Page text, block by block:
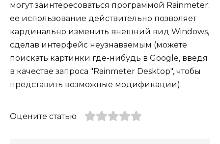
могут заинтересоваться программой Rainmeter:
ее использование действительно позволяет
кардинально изменить внешний вид Windows,
сделав интерфейс неузнаваемым (можете
поискать картинки где-нибудь в Google, введя
в качестве запроса "Rainmeter Desktop", чтобы
представить возможные модификации).
Оцените статью